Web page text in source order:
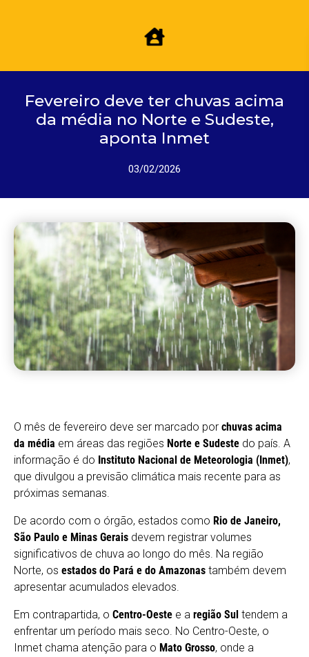
Fevereiro deve ter chuvas acima
da média no Norte e Sudeste,
aponta Inmet
03/02/2026
O mês de fevereiro deve ser marcado por chuvas acima
da média em áreas das regiões Norte e Sudeste do país. A
informação é do Instituto Nacional de Meteorologia (Inmet),
que divulgou a previsão climática mais recente para as
próximas semanas.
De acordo com o órgão, estados como Rio de Janeiro,
São Paulo e Minas Gerais devem registrar volumes
significativos de chuva ao longo do mês. Na região
Norte, os estados do Pará e do Amazonas também devem
apresentar acumulados elevados.
Em contrapartida, o Centro-Oeste e a região Sul tendem a
enfrentar um período mais seco. No Centro-Oeste, o
Inmet chama atenção para o Mato Grosso, onde a